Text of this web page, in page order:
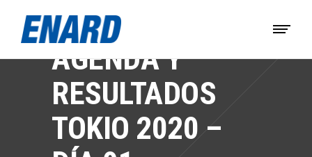
AGENDA Y
RESULTADOS
TOKIO 2020 –